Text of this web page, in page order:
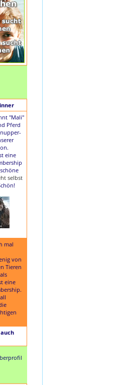
"Mali"
Pferd
eine
selbst
mal
von
Tieren
eine